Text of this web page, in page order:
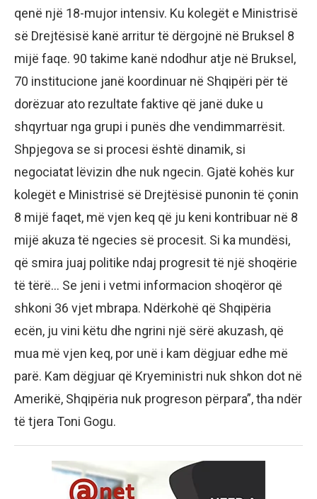
qenë një 18-mujor intensiv. Ku kolegët e Ministrisë
së Drejtësisë kanë arritur të dërgojnë në Bruksel 8
mijë faqe. 90 takime kanë ndodhur atje në Bruksel,
70 institucione janë koordinuar në Shqipëri për të
dorëzuar ato rezultate faktive që janë duke u
shqyrtuar nga grupi i punës dhe vendimmarrësit.
Shpjegova se si procesi është dinamik, si
negociatat lëvizin dhe nuk ngecin. Gjatë kohës kur
kolegët e Ministrisë së Drejtësisë punonin të çonin
8 mijë faqet, më vjen keq që ju keni kontribuar në 8
mijë akuza të ngecies së procesit. Si ka mundësi,
që smira juaj politike ndaj progresit të një shoqërie
të tërë… Se jeni i vetmi informacion shoqëror që
shkoni 36 vjet mbrapa. Ndërkohë që Shqipëria
ecën, ju vini këtu dhe ngrini një sërë akuzash, që
mua më vjen keq, por unë i kam dëgjuar edhe më
parë. Kam dëgjuar që Kryeministri nuk shkon dot në
Amerikë, Shqipëria nuk progreson përpara”, tha ndër
të tjera Toni Gogu.